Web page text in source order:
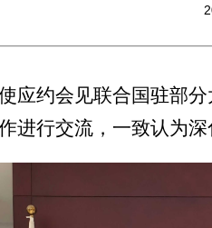
应约会见联合国驻部
进行交流，一致认为